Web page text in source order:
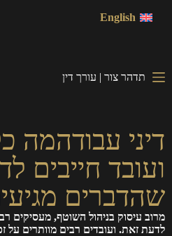
English
תדהר צור | עורך דין
דיני עבודהמה
ועובד חייבים
שהדברים
מרוב עיסוק בניהול השוטף, מעסיקים
לדעת זאת. ועובדים רבים מוותרים על